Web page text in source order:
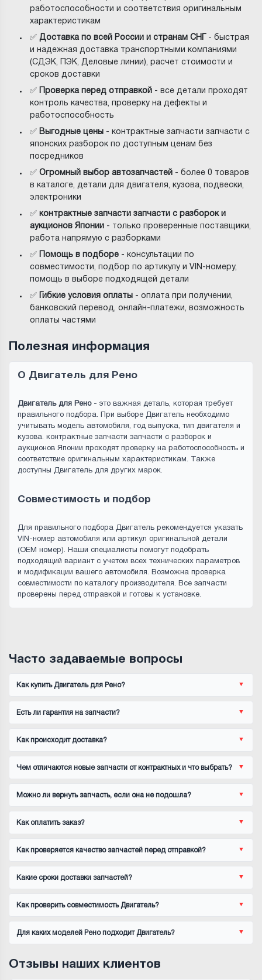
работоспособности и соответствия оригинальным
характеристикам
✅Доставка по всей России и странам СНГ
- быстрая
и надежная доставка транспортными компаниями
(СДЭК, ПЭК, Деловые линии), расчет стоимости и
сроков доставки
✅ Проверка перед отправкой - все детали проходят
контроль качества, проверку на дефекты и
работоспособность
✅ Выгодные цены - контрактные запчасти запчасти с
японских разборок по доступным ценам без
посредников
✅Огромный выбор автозапчастей - более 0 товаров
в каталоге, детали для двигателя, кузова, подвески,
электроники
✅ контрактные запчасти запчасти с разборок и
аукционов Японии - только проверенные поставщики,
работа напрямую с разборками
✅ Помощь в подборе - консультации по
совместимости, подбор по артикулу и VIN-номеру,
помощь в выборе подходящей детали
✅ Гибкие условия оплаты - оплата при получении,
банковский перевод, онлайн-платежи, возможность
оплаты частями
Полезная информация
О Двигатель для Рено
Двигатель для Рено- это важная деталь, которая требует
правильного подбора. При выборе Двигатель необходимо
учитывать модель автомобиля, год выпуска, тип двигателя и
кузова. контрактные запчасти запчасти с разборок и
аукционов Японии проходят проверку на работоспособность и
соответствие оригинальным характеристикам. Также
доступны Двигатель для других марок.
Совместимость и подбор
Для правильного подбора Двигатель рекомендуется указать
VIN-номер автомобиля или артикул оригинальной детали
(OEM номер). Наши специалисты помогут подобрать
подходящий вариант с учетом всех технических параметров
и модификации вашего автомобиля. Возможна проверка
совместимости по каталогу производителя. Все запчасти
проверены перед отправкой и готовы к установке.
Часто задаваемые вопросы
Как купить Двигатель для Рено?
Есть ли гарантия на запчасти?
Как происходит доставка?
Чем отличаются новые запчасти от контрактных и что выбрать?
Можно ли вернуть запчасть, если она не подошла?
Как оплатить заказ?
Как проверяется качество запчастей перед отправкой?
Какие сроки доставки запчастей?
Как проверить совместимость Двигатель?
Для каких моделей Рено подходит Двигатель?
Отзывы наших клиентов